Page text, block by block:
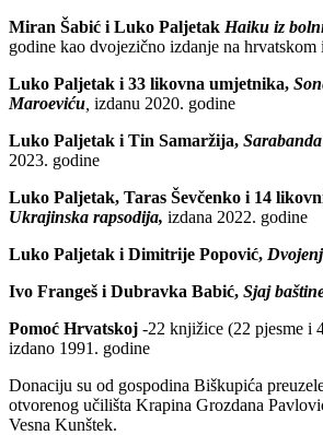
Miran Šabić i Luko Paljetak Haiku iz
godine kao dvojezično izdanje na
Luko Paljetak i 33 likovna umjetnika,
Maroeviću izdanu 2020. godine
Luko Paljetak i Tin Samaržija,
2023. godine
Luko Paljetak, Taras Ševčenko i 14
Ukrajinska rapsodija, izdana 2022. godine
Luko Paljetak i Dimitrije Popović,
Ivo Frangeš i Dubravka Babić, Sjaj
Pomoć Hrvatskoj -22 knjižice (22 pjesme i
izdano 1991. godine
Donaciju su od gospodina Biškupića
otvorenog učilišta Krapina Grozdana
Vesna Kunštek.